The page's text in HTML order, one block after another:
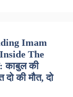
Imam
The
काबुल की
की मौत, दो